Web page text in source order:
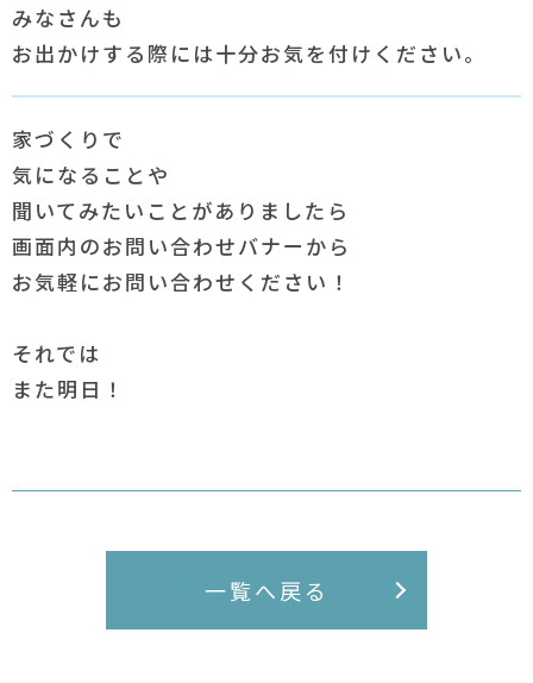
みなさんも
お出かけする際には十分お気を付けください。
家づくりで
気になることや
聞いてみたいことがありましたら
画面内のお問い合わせバナーから
お気軽にお問い合わせください！
それでは
また明日！
一覧へ戻る